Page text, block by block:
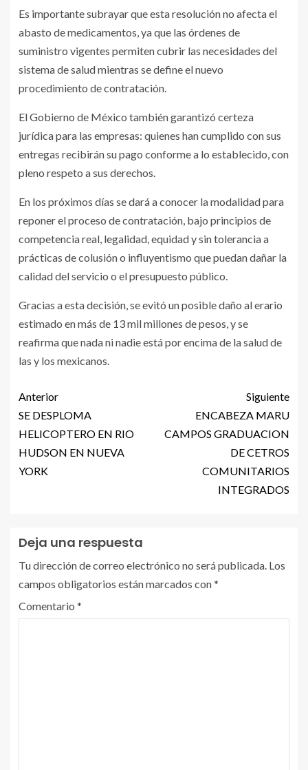
Es importante subrayar que esta resolución no afecta el
abasto de medicamentos, ya que las órdenes de
suministro vigentes permiten cubrir las necesidades del
sistema de salud mientras se define el nuevo
procedimiento de contratación.
El Gobierno de México también garantizó certeza
jurídica para las empresas: quienes han cumplido con sus
entregas recibirán su pago conforme a lo establecido, con
pleno respeto a sus derechos.
En los próximos días se dará a conocer la modalidad para
reponer el proceso de contratación, bajo principios de
competencia real, legalidad, equidad y sin tolerancia a
prácticas de colusión o influyentismo que puedan dañar la
calidad del servicio o el presupuesto público.
Gracias a esta decisión, se evitó un posible daño al erario
estimado en más de 13 mil millones de pesos, y se
reafirma que nada ni nadie está por encima de la salud de
las y los mexicanos.
Anterior
SE DESPLOMA
HELICOPTERO EN RIO
HUDSON EN NUEVA
YORK
Siguiente
ENCABEZA MARU
CAMPOS GRADUACION
DE CETROS
COMUNITARIOS
INTEGRADOS
Deja una respuesta
Tu dirección de correo electrónico no será publicada. Los
campos obligatorios están marcados con*
Comentario *